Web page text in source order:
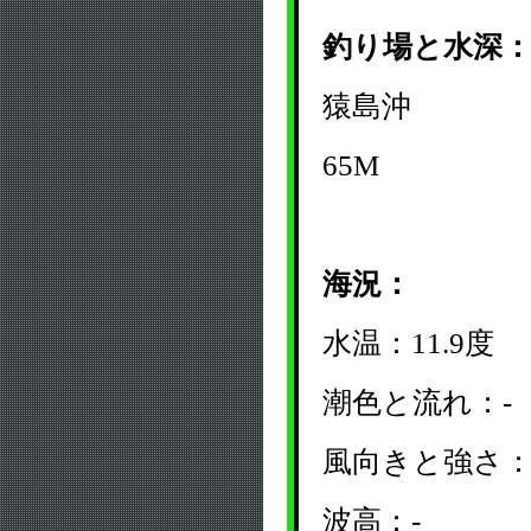
釣り場と水深：
猿島沖
65M
海況：
水温：11.9度
潮色と流れ：-
風向きと強さ
波高：-